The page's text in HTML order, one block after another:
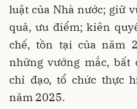
luật của Nhà nước; giữ
quả, ưu điểm; kiên
chế, tồn tại của năm
những vướng mắc, bất
chỉ đạo, tổ chức thực
năm 2025.